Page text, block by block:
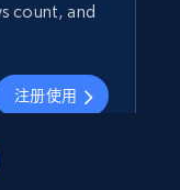
count, and
注册使用